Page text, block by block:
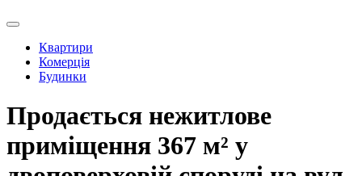
Квартири
Комерція
Будинки
Продається нежитлове
приміщення 367 м² у